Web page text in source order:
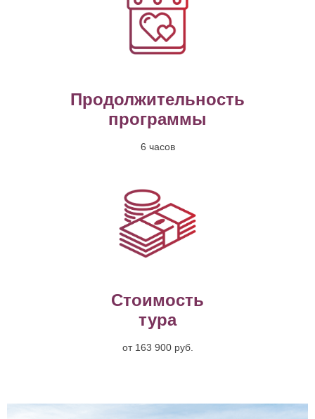
Продолжительность
программы
6 часов
Стоимость
тура
от 163 900 руб.